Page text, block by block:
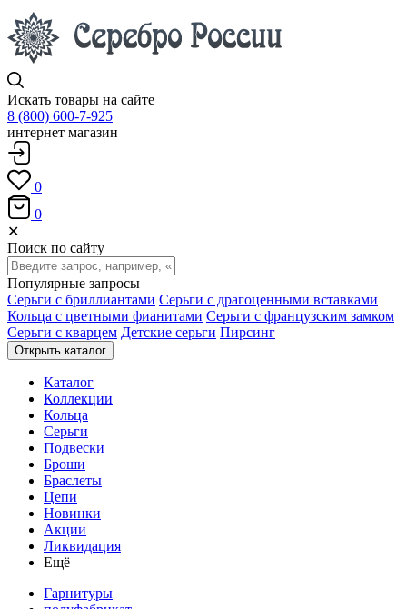
Искать товары на сайте
8 (800) 600-7-925
интернет магазин
0
0
✕
Поиск по сайту
Популярные запросы
Серьги с бриллиантами Серьги с драгоценными вставками
Кольца с цветными фианитами Серьги с французским замком
Серьги с кварцем Детские серьги Пирсинг
Открыть каталог
Каталог
Коллекции
Кольца
Серьги
Подвески
Броши
Браслеты
Цепи
Новинки
Акции
Ликвидация
Ещё
Гарнитуры